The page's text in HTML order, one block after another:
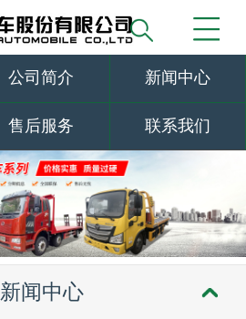
公司简介 新闻中心
售后服务 联系我们
新闻中心